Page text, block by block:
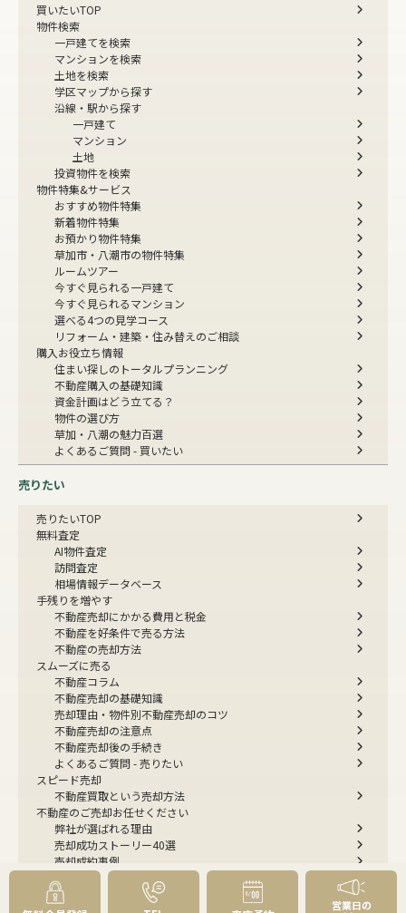
買いたいTOP
物件検索
一戸建てを検索
マンションを検索
土地を検索
学区マップから探す
沿線・駅から探す
一戸建て
マンション
土地
投資物件を検索
物件特集&サービス
おすすめ物件特集
新着物件特集
お預かり物件特集
草加市・八潮市の物件特集
ルームツアー
今すぐ見られる一戸建て
今すぐ見られるマンション
選べる4つの見学コース
リフォーム・建築・住み替えのご相談
購入お役立ち情報
住まい探しのトータルプランニング
不動産購入の基礎知識
資金計画はどう立てる？
物件の選び方
草加・八潮の魅力百選
よくあるご質問 - 買いたい
売りたい
売りたいTOP
無料査定
AI物件査定
訪問査定
相場情報データベース
手残りを増やす
不動産売却にかかる費用と税金
不動産を好条件で売る方法
不動産の売却方法
スムーズに売る
不動産コラム
不動産売却の基礎知識
売却理由・物件別不動産売却のコツ
不動産売却の注意点
不動産売却後の手続き
よくあるご質問 - 売りたい
スピード売却
不動産買取という売却方法
不動産のご売却お任せください
弊社が選ばれる理由
売却成功ストーリー40選
売却成約事例
お預かり物件掲載実例
無料実査定予約
営業日の